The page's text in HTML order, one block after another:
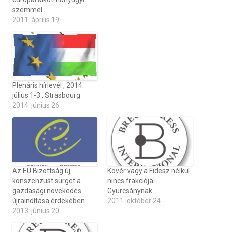
szemmel
2011. április 19
Plenáris hírlevél , 2014.
július 1-3., Strasbourg
2014. június 26
Az EU Bizottság új
konszenzust sürget a
gazdasági növekedés
újraindítása érdekében
2013. június 20
Kövér vagy a Fidesz nélkül
nincs frakciója
Gyurcsánynak
2011. október 24